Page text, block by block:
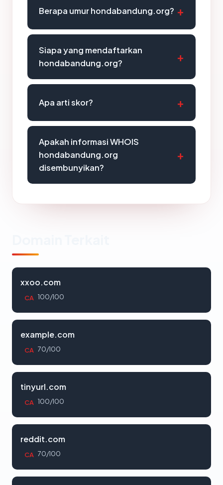
Berapa umur hondabandung.org?
Siapa yang mendaftarkan
hondabandung.org?
Apa arti skor?
Apakah informasi WHOIS
hondabandung.org
disembunyikan?
xxoo.com
CA 100/100
example.com
CA 70/100
tinyurl.com
CA 100/100
reddit.com
CA 70/100